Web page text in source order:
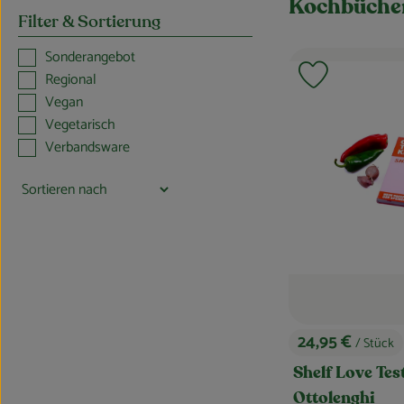
Filter & Sortierung
Sonderangebot
Regional
Vegan
Vegetarisch
Verbandsware
, Preis:
24,95 €/ Stück
Shelf Love
Ottolenghi